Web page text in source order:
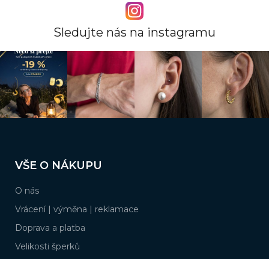
Sledujte nás na instagramu
pVŠE O NÁKUPU
O nás
Vrácení | výměna | reklamace
Doprava a platba
Velikosti šperků